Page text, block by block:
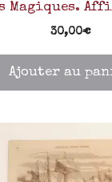
Magiques.
30,00€
Ajouter au